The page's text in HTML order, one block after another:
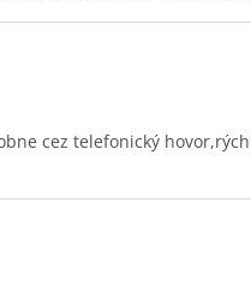
cez telefonický